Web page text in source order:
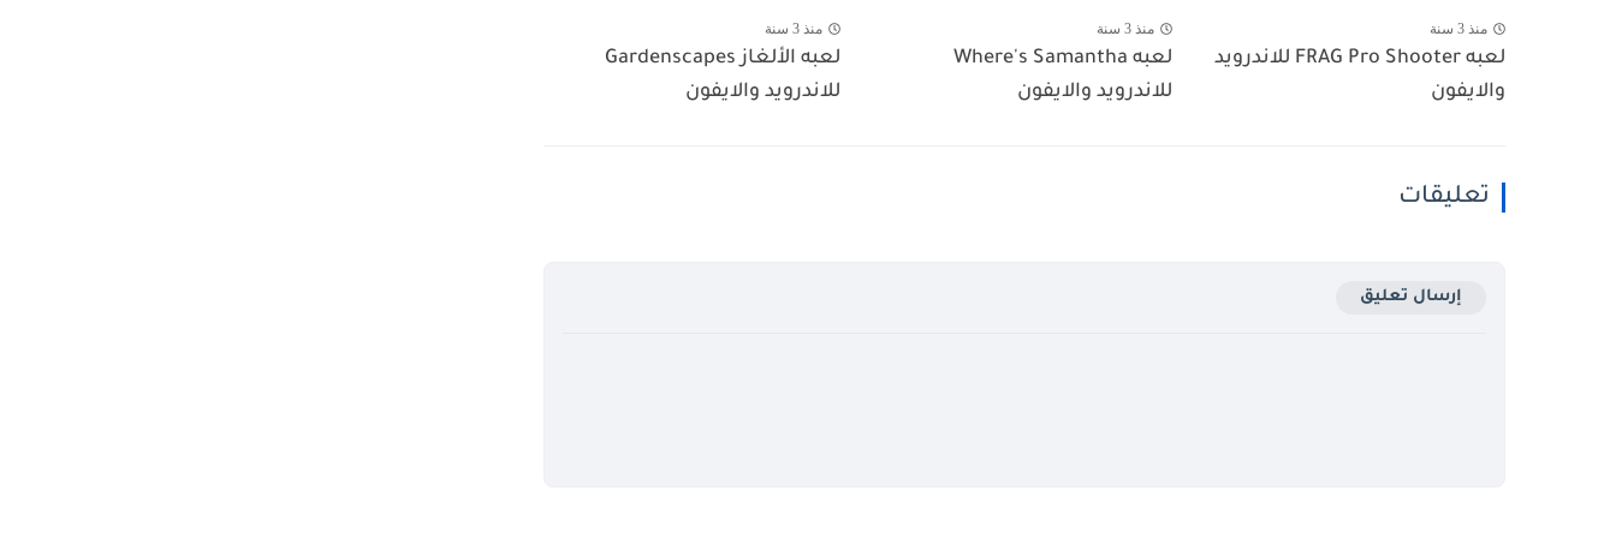
منذ 3 سنة
لعبه FRAG Pro Shooter للاندرويد
والايفون
منذ 3 سنة
لعبه Where's Samantha
للاندرويد والايفون
منذ 3 سنة
لعبه الألغاز Gardenscapes
للاندرويد والايفون
تعليقات
إرسال تعليق